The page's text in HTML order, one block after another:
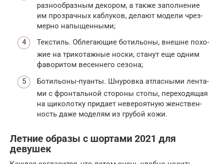
раз­но­об­раз­ным деко­ром, а так­же запол­не­ние
им про­зрач­ных каб­лу­ков, дела­ют моде­ли чрез­
мер­но напыщенными;
Тек­стиль. Обле­га­ю­щие боти­льо­ны, внешне похо­
жие на три­ко­таж­ные нос­ки, ста­нут еще одним
фаво­ри­том весен­не­го сезона;
Боти­льо­ны-пуан­ты. Шну­ров­ка атлас­ны­ми лен­та­
ми с фрон­таль­ной сто­ро­ны сто­пы, пере­хо­дя­щая
на щико­лот­ку при­да­ет неве­ро­ят­ную жен­ствен­
ность даже моде­лям из гру­бой кожи.
Летние образы с шортами 2021 для
девушек